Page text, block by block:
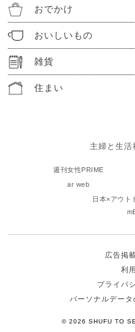
おでかけ
おいしいもの
雑貨
住まい
主婦と生活
週刊女性PRIME
ar web
日本×アウト
広告掲
利
プライバ
パーソナルデー
© 2026 SHUFU TO